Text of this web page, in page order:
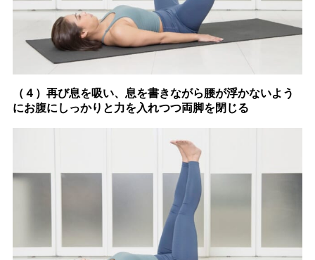
（４）再び息を吸い、息を書きながら腰が浮かないよう
にお腹にしっかりと力を入れつつ両脚を閉じる